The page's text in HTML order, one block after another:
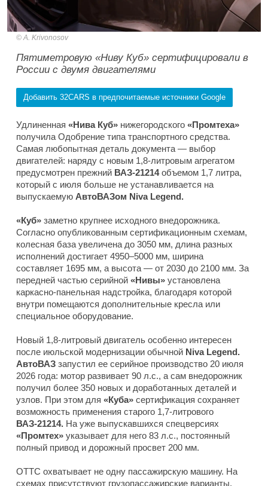
A. Krivonosov
Пятиметровую «Ниву Куб» сертифицировали в
России с двумя двигателями
Добавить 32CARS в предпочитаемые источники Google
Удлиненная «Нива Куб» нижегородского «Промтеха»
получила Одобрение типа транспортного средства.
Самая любопытная деталь документа — выбор
двигателей: наряду с новым 1,8-литровым агрегатом
предусмотрен прежний ВАЗ-21214объемом 1,7 литра,
который с июля больше не устанавливается на
выпускаемую АвтоВАЗом Niva Legend.
«Куб» заметно крупнее исходного внедорожника.
Согласно опубликованным сертификационным схемам,
колесная база увеличена до 3050 мм, длина разных
исполнений достигает 4950–5000 мм, ширина
составляет 1695 мм, а высота — от 2030 до 2100 мм. За
передней частью серийной «Нивы» установлена
каркасно-панельная надстройка, благодаря которой
внутри помещаются дополнительные кресла или
специальное оборудование.
Новый 1,8-литровый двигатель особенно интересен
после июльской модернизации обычной Niva Legend.
АвтоВАЗ запустил ее серийное производство 20 июля
2026 года: мотор развивает 90 л.с., а сам внедорожник
получил более 350 новых и доработанных деталей и
узлов. При этом для «Куба» сертификация сохраняет
возможность применения старого 1,7-литрового
ВАЗ-21214. На уже выпускавшихся спецверсиях
«Промтех» указывает для него 83 л.с., постоянный
полный привод и дорожный просвет 200 мм.
ОТТС охватывает не одну пассажирскую машину. На
схемах присутствуют грузопассажирские варианты,